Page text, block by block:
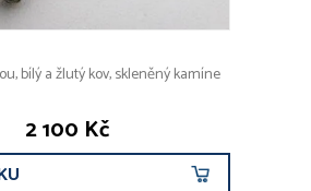
bílý a žlutý kov, skleněný kamíne
2 100 Kč